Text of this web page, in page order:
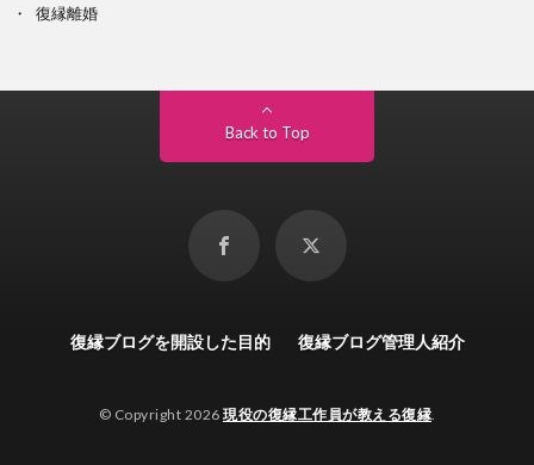
復縁離婚
Back to Top
復縁ブログを開設した目的 復縁ブログ管理人紹介
© Copyright 2026 現役の復縁工作員が教える復縁